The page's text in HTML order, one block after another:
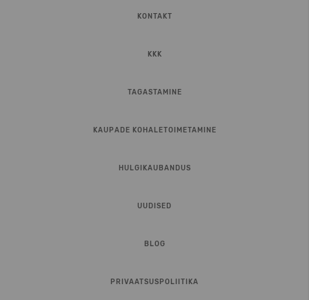
KONTAKT
KKK
TAGASTAMINE
KAUPADE KOHALETOIMETAMINE
HULGIKAUBANDUS
UUDISED
BLOG
PRIVAATSUSPOLIITIKA